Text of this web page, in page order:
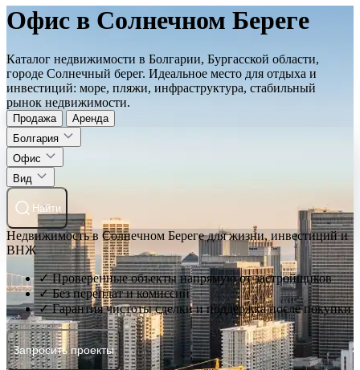
Офис в Солнечном Береге
Каталог недвижимости в Болгарии, Бургасской области,
городе Солнечный берег. Идеальное место для отдыха и
инвестиций: море, пляжи, инфраструктура, стабильный
рынок недвижимости.
Продажа
Аренда
Болгария
Офис
Вид
Найти
Недвижимость в Солнечном Береге для жизни, инвестиций и
ВНЖ
✓ Проверенные объекты напрямую от застройщиков
✓ Без переплат и комиссий
✓ Гарантия чистоты сделки и поддержка после покупки
Запросить проекты